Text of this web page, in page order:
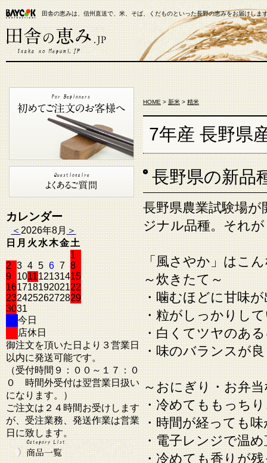
田舎の恵みは、信州直送で、米、そば、くだものといった長野の恵みをお届けしま
【米通販】田舎の恵み.JP
カレンダー
＜2026年8月＞
日月火水木金土
1
2 3 4 5 6 7 8
9 101112131415
16171819202122
23242526272829
3031
今日
店休日
御注文を頂いた日より３営業日
以内に発送可能です。
（受付時間９：００～１７：０
０ 時間外受付は翌営業日扱い
になります。）
ご注文は２４時間お受けします
が、受注業務、発送作業は営業
日に致します。
HOME>新米>精米
7年産 長野県
長野県の新品
長野県農業試験場
ジナル品種。それ
「風さやか」はこ
～炊きたて～
・噛むほどに甘味
・粒がしっかりし
・白くてツヤのあ
・味のバランスが
～おにぎり・お弁
・冷めてももっち
・時間が経っても
・電子レンジで温
・冷めても香りが